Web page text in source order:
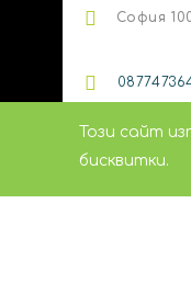
София
0
Този сайт
бисквитки.